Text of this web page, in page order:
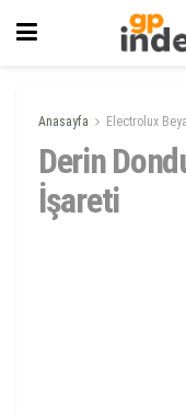
Anasayfa Electrolux
Derin
İşareti